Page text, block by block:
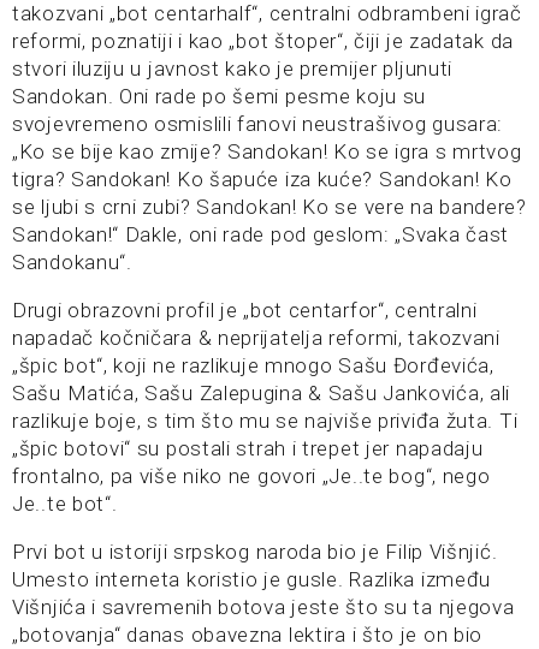
takozvani „bot centarhalf“, centralni odbrambeni igrač
reformi, poznatiji i kao „bot štoper“, čiji je zadatak da
stvori iluziju u javnost kako je premijer pljunuti
Sandokan. Oni rade po šemi pesme koju su
svojevremeno osmislili fanovi neustrašivog gusara:
„Ko se bije kao zmije? Sandokan! Ko se igra s mrtvog
tigra? Sandokan! Ko šapuće iza kuće? Sandokan! Ko
se ljubi s crni zubi? Sandokan! Ko se vere na bandere?
Sandokan!“ Dakle, oni rade pod geslom: „Svaka čast
Sandokanu“.
Drugi obrazovni profil je „bot centarfor“, centralni
napadač kočničara & neprijatelja reformi, takozvani
„špic bot“, koji ne razlikuje mnogo Sašu Đorđevića,
Sašu Matića, Sašu Zalepugina & Sašu Jankovića, ali
razlikuje boje, s tim što mu se najviše priviđa žuta. Ti
„špic botovi“ su postali strah i trepet jer napadaju
frontalno, pa više niko ne govori „Je..te bog“, nego
Je..te bot“.
Prvi bot u istoriji srpskog naroda bio je Filip Višnjić.
Umesto interneta koristio je gusle. Razlika između
Višnjića i savremenih botova jeste što su ta njegova
„botovanja“ danas obavezna lektira i što je on bio